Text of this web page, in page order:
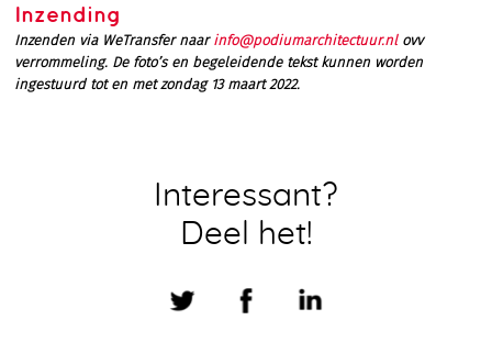
Inzending
Inzenden via WeTransfer naar info@podiumarchitectuur.nlovv
verrommeling. De foto’s en begeleidende tekst kunnen worden
ingestuurd tot en met zondag 13 maart 2022.
Interessant?
Deel het!